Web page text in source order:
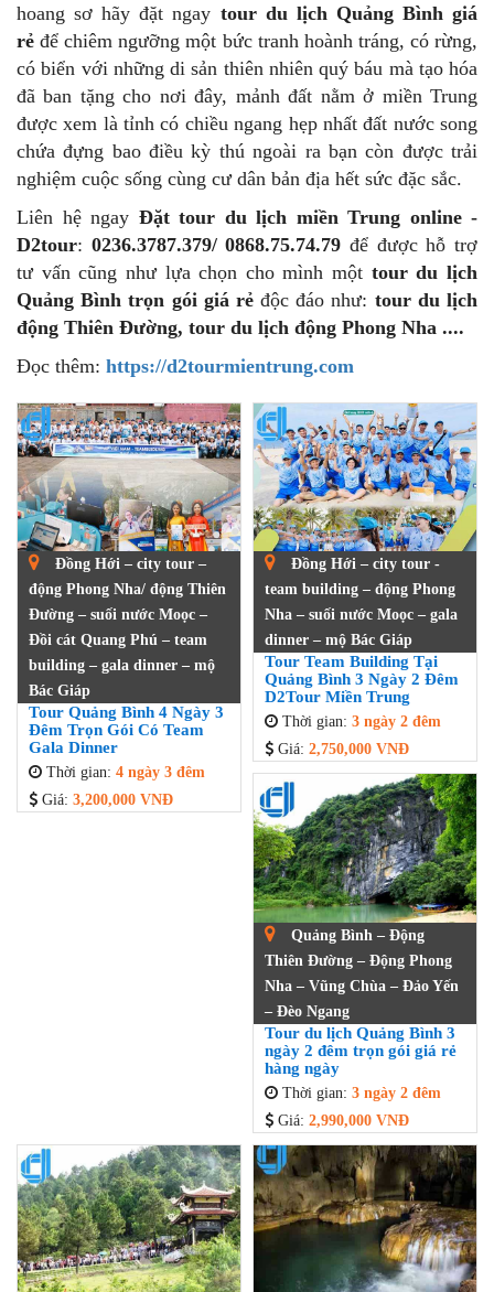
hoang sơ hãy đặt ngay tour du lịch Quảng Bình giá
rẻ để chiêm ngưỡng một bức tranh hoành tráng, có rừng,
có biển với những di sản thiên nhiên quý báu mà tạo hóa
đã ban tặng cho nơi đây, mảnh đất nằm ở miền Trung
được xem là tỉnh có chiều ngang hẹp nhất đất nước song
chứa đựng bao điều kỳ thú ngoài ra bạn còn được trải
nghiệm cuộc sống cùng cư dân bản địa hết sức đặc sắc.
Liên hệ ngay Đặt tour du lịch miền Trung online -
D2tour: 0236.3787.379/ 0868.75.74.79 để được hỗ trợ
tư vấn cũng như lựa chọn cho mình một tour du lịch
Quảng Bình trọn gói giá rẻđộc đáo như: tour du lịch
động Thiên Đường, tour du lịch động Phong Nha ....
Đọc thêm: https://d2tourmientrung.com
Đồng Hới – city tour –
động Phong Nha/ động Thiên
Đường – suối nước Moọc –
Đồi cát Quang Phú – team
building – gala dinner – mộ
Bác Giáp
Tour Quảng Bình 4 Ngày 3
Đêm Trọn Gói Có Team
Gala Dinner
Thời gian: 4 ngày 3 đêm
Giá: 3,200,000 VNĐ
Đồng Hới – city tour -
team building – động Phong
Nha – suối nước Moọc – gala
dinner – mộ Bác Giáp
Tour Team Building Tại
Quảng Bình 3 Ngày 2 Đêm
D2Tour Miền Trung
Thời gian: 3 ngày 2 đêm
Giá: 2,750,000 VNĐ
Quảng Bình – Động
Thiên Đường – Động Phong
Nha – Vũng Chùa – Đảo Yến
– Đèo Ngang
Tour du lịch Quảng Bình 3
ngày 2 đêm trọn gói giá rẻ
hàng ngày
Thời gian: 3 ngày 2 đêm
Giá: 2,990,000 VNĐ